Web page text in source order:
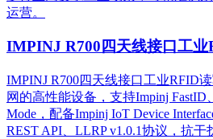
运营。​
IMPINJ R700四天线接口工
IMPINJ R700四天线接口工业RFID
网的高性能设备，支持Impinj FastID
Mode，配备Impinj IoT Device
REST API、LLRP v1.0.1协议，抗